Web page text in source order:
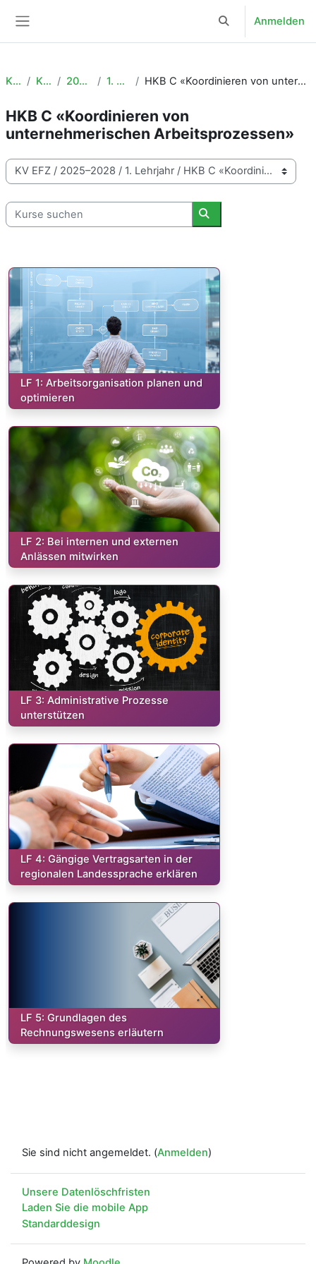
Sucheingabe
Anmelden
Kurse KV EFZ 2025–2028 1. Lehrjahr HKB C «Koordinieren von unternehmerischen Arbeitsprozessen»
HKB C «Koordinieren von
unternehmerischen Arbeitsprozessen»
Kursbereiche
Kurse suchen
Kurse suchen
Kurs:
LF 1: Arbeitsorganisation planen und
optimieren
Kurs:
LF 2: Bei internen und externen
Anlässen mitwirken
Kurs:
LF 3: Administrative Prozesse
unterstützen
Kurs:
LF 4: Gängige Vertragsarten in der
regionalen Landessprache erklären
Kurs:
LF 5: Grundlagen des
Rechnungswesens erläutern
Sie sind nicht angemeldet. (Anmelden)
Unsere Datenlöschfristen
Laden Sie die mobile App
Standarddesign